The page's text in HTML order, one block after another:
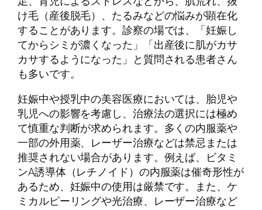
け毛（産後脱毛）、たるみなどの悩みが顕在化
することがあります。診察の場では、「妊娠し
てからシミが濃くなった」「出産後に肌がカサ
カサするようになった」と質問される患者さん
も多いです。
妊娠中や授乳中の美容医療においては、胎児や
乳児への影響を考慮し、治療法の選択には極め
て慎重な判断が求められます。多くの内服薬や
一部の外用薬、レーザー治療などは禁忌または
推奨されない場合があります。例えば、ビタミ
ンA誘導体（レチノイド）の内服薬は催奇形性が
あるため、妊娠中の使用は厳禁です。また、ケ
ミカルピーリングや光治療、レーザー治療など